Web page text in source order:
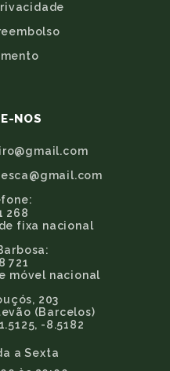
NOS
268
fixa nacional
721
móvel nacional
203
(Barcelos)
-8.5182
a Sexta